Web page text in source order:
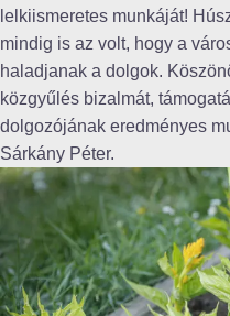
lelkiismeretes munkáját!
mindig is az volt, hogy a
haladjanak a dolgok.
közgyűlés bizalmát,
dolgozójának eredményes
Sárkány Péter.